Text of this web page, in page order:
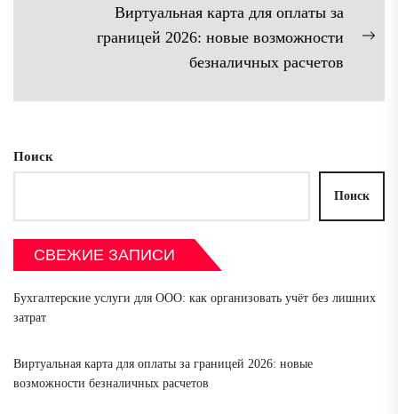
Виртуальная карта для оплаты за
границей 2026: новые возможности
безналичных расчетов
Поиск
Поиск
СВЕЖИЕ ЗАПИСИ
Бухгалтерские услуги для ООО: как организовать учёт без лишних
затрат
Виртуальная карта для оплаты за границей 2026: новые
возможности безналичных расчетов